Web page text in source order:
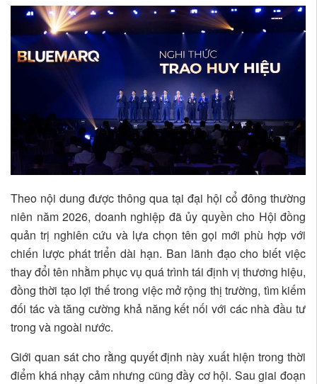
Theo nội dung được thông qua tại đại hội cổ đông thường
niên năm 2026, doanh nghiệp đã ủy quyền cho Hội đồng
quản trị nghiên cứu và lựa chọn tên gọi mới phù hợp với
chiến lược phát triển dài hạn. Ban lãnh đạo cho biết việc
thay đổi tên nhằm phục vụ quá trình tái định vị thương hiệu,
đồng thời tạo lợi thế trong việc mở rộng thị trường, tìm kiếm
đối tác và tăng cường khả năng kết nối với các nhà đầu tư
trong và ngoài nước.
Giới quan sát cho rằng quyết định này xuất hiện trong thời
điểm khá nhạy cảm nhưng cũng đầy cơ hội. Sau giai đoạn